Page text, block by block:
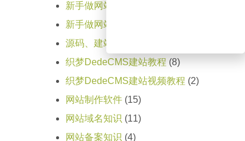
新手做网站教程（第三天）
新手做网站教程（第二天）
源码、建站程序大全
织梦DedeCMS建站教程 (8)
织梦DedeCMS建站视频教程 (2)
网站制作软件(15)
网站域名知识 (11)
网站备案知识 (4)